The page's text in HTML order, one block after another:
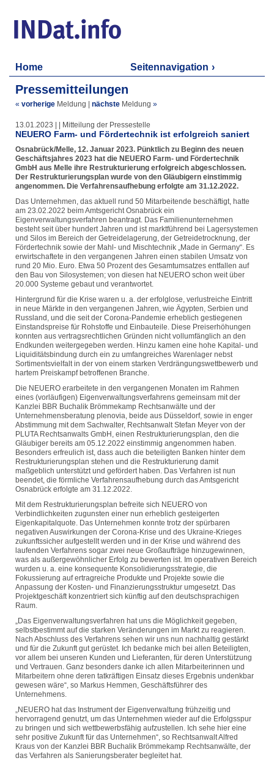
Home Seitennavigation
Pressemitteilungen
« vorherige Meldung nächste Meldung »
13.01.2023 | | Mitteilung der Pressestelle
NEUERO Farm- und Fördertechnik ist erfolgreich saniert
Osnabrück/Melle, 12. Januar 2023. Pünktlich zu Beginn des neuen
Geschäftsjahres 2023 hat die NEUERO Farm- und Fördertechnik
GmbH aus Melle ihre Restrukturierung erfolgreich abgeschlossen.
Der Restrukturierungsplan wurde von den Gläubigern einstimmig
angenommen. Die Verfahrensaufhebung erfolgte am 31.12.2022.
Das Unternehmen, das aktuell rund 50 Mitarbeitende beschäftigt, hatte
am 23.02.2022 beim Amtsgericht Osnabrück ein
Eigenverwaltungsverfahren beantragt. Das Familienunternehmen
besteht seit über hundert Jahren und ist marktführend bei Lagersystemen
und Silos im Bereich der Getreidelagerung, der Getreidetrocknung, der
Fördertechnik sowie der Mahl- und Mischtechnik „Made in Germany“. Es
erwirtschaftete in den vergangenen Jahren einen stabilen Umsatz von
rund 20 Mio. Euro. Etwa 50 Prozent des Gesamtumsatzes entfallen auf
den Bau von Silosystemen; von diesen hat NEUERO schon weit über
20.000 Systeme gebaut und verantwortet.
Hintergrund für die Krise waren u. a. der erfolglose, verlustreiche Eintritt
in neue Märkte in den vergangenen Jahren, wie Ägypten, Serbien und
Russland, und die seit der Corona-Pandemie erheblich gestiegenen
Einstandspreise für Rohstoffe und Einbauteile. Diese Preiserhöhungen
konnten aus vertragsrechtlichen Gründen nicht vollumfänglich an den
Endkunden weitergegeben werden. Hinzu kamen eine hohe Kapital- und
Liquiditätsbindung durch ein zu umfangreiches Warenlager nebst
Sortimentsvielfalt in der von einem starken Verdrängungswettbewerb und
hartem Preiskampf betroffenen Branche.
Die NEUERO erarbeitete in den vergangenen Monaten im Rahmen
eines (vorläufigen) Eigenverwaltungsverfahrens gemeinsam mit der
Kanzlei BBR Buchalik Brömmekamp Rechtsanwälte und der
Unternehmensberatung plenovia, beide aus Düsseldorf, sowie in enger
Abstimmung mit dem Sachwalter, Rechtsanwalt Stefan Meyer von der
PLUTA Rechtsanwalts GmbH, einen Restrukturierungsplan, den die
Gläubiger bereits am 05.12.2022 einstimmig angenommen haben.
Besonders erfreulich ist, dass auch die beteiligten Banken hinter dem
Restrukturierungsplan stehen und die Restrukturierung damit
maßgeblich unterstützt und gefördert haben. Das Verfahren ist nun
beendet, die förmliche Verfahrensaufhebung durch das Amtsgericht
Osnabrück erfolgte am 31.12.2022.
Mit dem Restrukturierungsplan befreite sich NEUERO von
Verbindlichkeiten zugunsten einer nun erheblich gesteigerten
Eigenkapitalquote. Das Unternehmen konnte trotz der spürbaren
negativen Auswirkungen der Corona-Krise und des Ukraine-Krieges
zukunftssicher aufgestellt werden und in der Krise und während des
laufenden Verfahrens sogar zwei neue Großaufträge hinzugewinnen,
was als außergewöhnlicher Erfolg zu bewerten ist. Im operativen Bereich
wurden u. a. eine konsequente Konsolidierungsstrategie, die
Fokussierung auf ertragreiche Produkte und Projekte sowie die
Anpassung der Kosten- und Finanzierungsstruktur umgesetzt. Das
Projektgeschäft konzentriert sich künftig auf den deutschsprachigen
Raum.
„Das Eigenverwaltungsverfahren hat uns die Möglichkeit gegeben,
selbstbestimmt auf die starken Veränderungen im Markt zu reagieren.
Nach Abschluss des Verfahrens sehen wir uns nun nachhaltig gestärkt
und für die Zukunft gut gerüstet. Ich bedanke mich bei allen Beteiligten,
vor allem bei unseren Kunden und Lieferanten, für deren Unterstützung
und Vertrauen. Ganz besonders danke ich allen Mitarbeiterinnen und
Mitarbeitern ohne deren tatkräftigen Einsatz dieses Ergebnis undenkbar
gewesen wäre“, so Markus Hemmen, Geschäftsführer des
Unternehmens.
„NEUERO hat das Instrument der Eigenverwaltung frühzeitig und
hervorragend genutzt, um das Unternehmen wieder auf die Erfolgsspur
zu bringen und sich wettbewerbsfähig aufzustellen. Ich sehe hier eine
sehr positive Zukunft für das Unternehmen“, so Rechtsanwalt Alfred
Kraus von der Kanzlei BBR Buchalik Brömmekamp Rechtsanwälte, der
das Verfahren als Sanierungsberater begleitet hat.